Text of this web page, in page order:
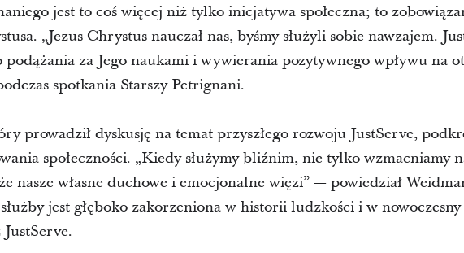
jest to coś więcej niż tylko inicjatywa społeczna; to
„Jezus Chrystus nauczał nas, byśmy służyli sobie nawzajem.
podążania za Jego naukami i wywierania pozytywnego wpływu na
spotkania Starszy Petrignani.
prowadził dyskusję na temat przyszłego rozwoju JustServe,
społeczności. „Kiedy służymy bliźnim, nie tylko wzmacniamy
nasze własne duchowe i emocjonalne więzi” — powiedział
jest głęboko zakorzeniona w historii ludzkości i w nowoczesny